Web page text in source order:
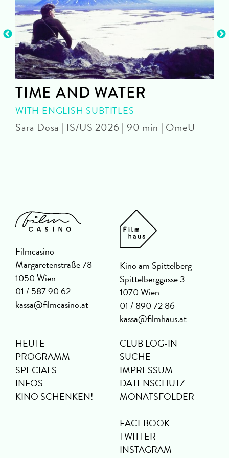
TIME AND WATER
WITH ENGLISH SUBTITLES
Sara Dosa | IS/US 2026 | 90 min | OmeU
Filmcasino
Margaretenstraße 78
1050 Wien
01 / 587 90 62
kassa@filmcasino.at
Kino am Spittelberg
Spittelberggasse 3
1070 Wien
01 / 890 72 86
kassa@filmhaus.at
HEUTE
PROGRAMM
SPECIALS
INFOS
KINO SCHENKEN!
CLUB LOG-IN
SUCHE
IMPRESSUM
DATENSCHUTZ
MONATSFOLDER
FACEBOOK
TWITTER
INSTAGRAM